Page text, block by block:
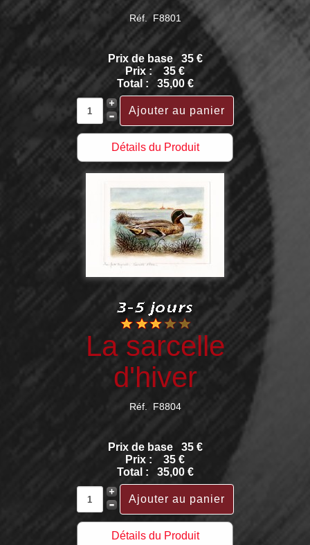
Réf. F8801
Prix de base
35 €
Prix :
35 €
Total :
35,00 €
Détails du Produit
La sarcelle
d'hiver
Réf. F8804
Prix de base
35 €
Prix :
35 €
Total :
35,00 €
Détails du Produit